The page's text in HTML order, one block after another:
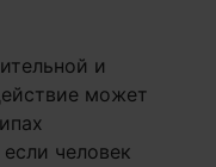
и
может
человек